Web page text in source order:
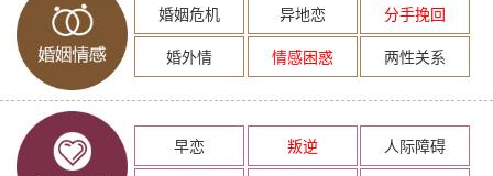
婚姻危机 异地恋
分手挽回
婚外情
情感困惑 两性关系
早恋 叛逆
人际障碍